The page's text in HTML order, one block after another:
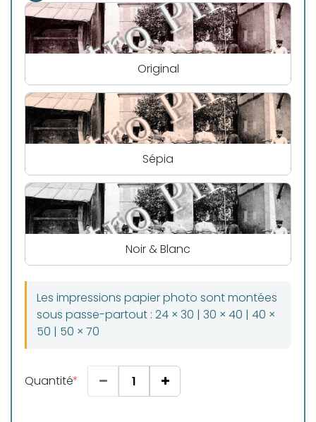
Original
Sépia
Noir & Blanc
Les impressions papier photo sont montées
sous passe-partout : 24 × 30 | 30 × 40 | 40 ×
50 | 50 × 70
Quantité